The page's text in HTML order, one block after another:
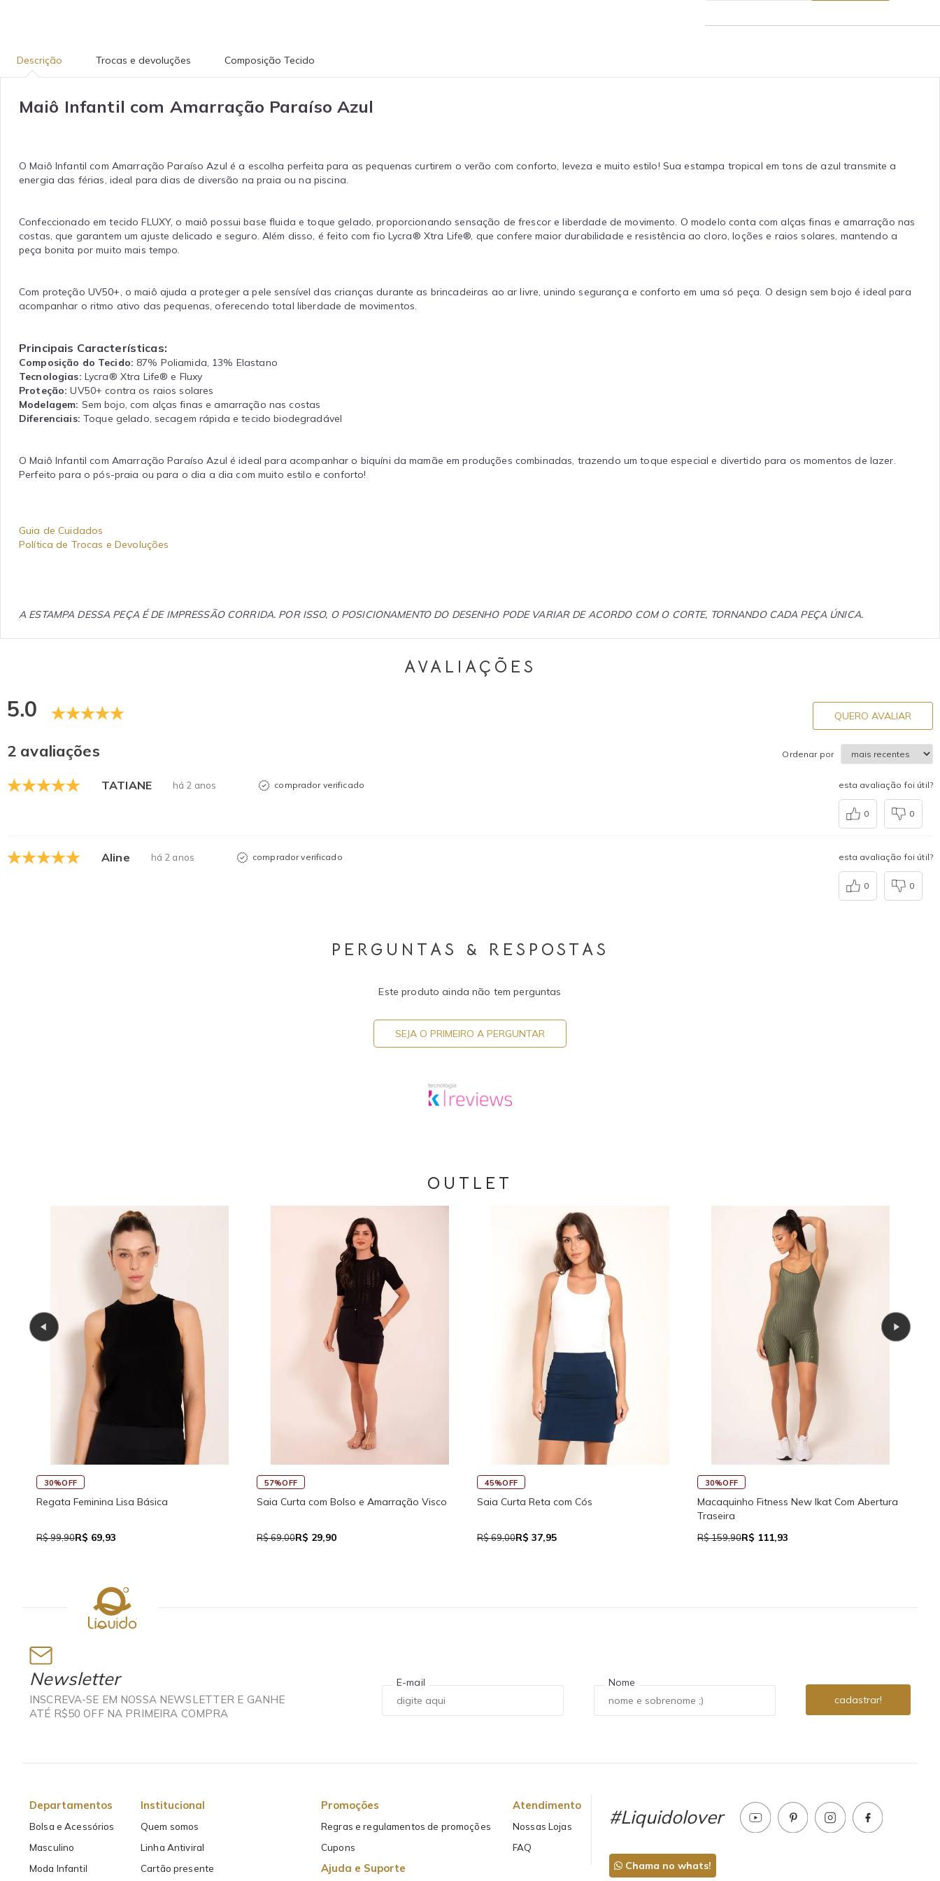
Descrição Trocas e devoluções Composição Tecido
Maiô Infantil com Amarração Paraíso Azul
O Maiô Infantil com Amarração Paraíso Azul é a escolha perfeita para as pequenas curtirem o verão com conforto, leveza e muito estilo! Sua estampa tropical em tons de azul transmite a
energia das férias, ideal para dias de diversão na praia ou na piscina.
Confeccionado em tecido FLUXY, o maiô possui base fluida e toque gelado, proporcionando sensação de frescor e liberdade de movimento. O modelo conta com alças finas e amarração nas
costas, que garantem um ajuste delicado e seguro. Além disso, é feito com fio Lycra® Xtra Life®, que confere maior durabilidade e resistência ao cloro, loções e raios solares, mantendo a
peça bonita por muito mais tempo.
Com proteção UV50+, o maiô ajuda a proteger a pele sensível das crianças durante as brincadeiras ao ar livre, unindo segurança e conforto em uma só peça. O design sem bojo é ideal para
acompanhar o ritmo ativo das pequenas, oferecendo total liberdade de movimentos.
Principais Características:
Composição do Tecido: 87% Poliamida, 13% Elastano
Tecnologias: Lycra® Xtra Life® e Fluxy
Proteção: UV50+ contra os raios solares
Modelagem: Sem bojo, com alças finas e amarração nas costas
Diferenciais: Toque gelado, secagem rápida e tecido biodegradável
O Maiô Infantil com Amarração Paraíso Azul é ideal para acompanhar o biquíni da mamãe em produções combinadas, trazendo um toque especial e divertido para os momentos de lazer.
Perfeito para o pós-praia ou para o dia a dia com muito estilo e conforto!
Guia de Cuidados
Política de Trocas e Devoluções
A ESTAMPA DESSA PEÇA É DE IMPRESSÃO CORRIDA. POR ISSO, O POSICIONAMENTO DO DESENHO PODE VARIAR DE ACORDO COM O CORTE, TORNANDO CADA PEÇA ÚNICA.
AVALIAÇÕES
5.0 QUERO AVALIAR
2 avaliações Ordenar por
TATIANE há 2 anos comprador verificado esta avaliação foi útil?
0 0
Aline há 2 anos comprador verificado esta avaliação foi útil?
0 0
PERGUNTAS & RESPOSTAS
Este produto ainda não tem perguntas
SEJA O PRIMEIRO A PERGUNTAR
OUTLET
45%OFF
Saia Curta Reta com Cós
R$ 69,00R$ 37,95
30%OFF
Macaquinho Fitness New Ikat Com Abertura
R$ 159,90R$ 111,93
45%OFF
Regata Feminina de Alcinhas Reguláveis
R$ 71,00R$ 39,05
45%OFF
Calcinha de Biquíni Cali Cortininha Com
Regulador
R$ 139,90R$ 76,94
Newsletter
INSCREVA-SE EM NOSSA NEWSLETTER E GANHE
ATÉ R$50 OFF NA PRIMEIRA COMPRA
E-mail Nome
Departamentos
Bolsa e Acessórios
Masculino
Moda Infantil
Institucional
Quem somos
Linha Antiviral
Cartão presente
Promoções
Regras e regulamentos de promoções
Cupons
Ajuda e Suporte
Atendimento
Nossas Lojas
FAQ
#Liquidolover
Chama no whats!